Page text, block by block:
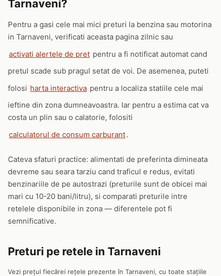
Tarnaveni?
Pentru a gasi cele mai mici preturi la benzina sau motorina
in Tarnaveni, verificati aceasta pagina zilnic sau
activati alertele de pret pentru a fi notificat automat cand
pretul scade sub pragul setat de voi. De asemenea, puteti
folosi harta interactiva pentru a localiza statiile cele mai
ieftine din zona dumneavoastra. Iar pentru a estima cat va
costa un plin sau o calatorie, folositi
calculatorul de consum carburant.
Cateva sfaturi practice: alimentati de preferinta dimineata
devreme sau seara tarziu cand traficul e redus, evitati
benzinariile de pe autostrazi (preturile sunt de obicei mai
mari cu 10-20 bani/litru), si comparati preturile intre
retelele disponibile in zona — diferentele pot fi
semnificative.
Preturi pe retele in Tarnaveni
Vezi prețul fiecărei rețele prezente în Tarnaveni, cu toate stațiile